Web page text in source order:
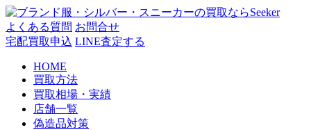
コ
ン
テ
よくある質問 お問合せ
宅配買取申込 LINE査定する
HOME
買取方法
買取相場・実績
店舗一覧
偽造品対策